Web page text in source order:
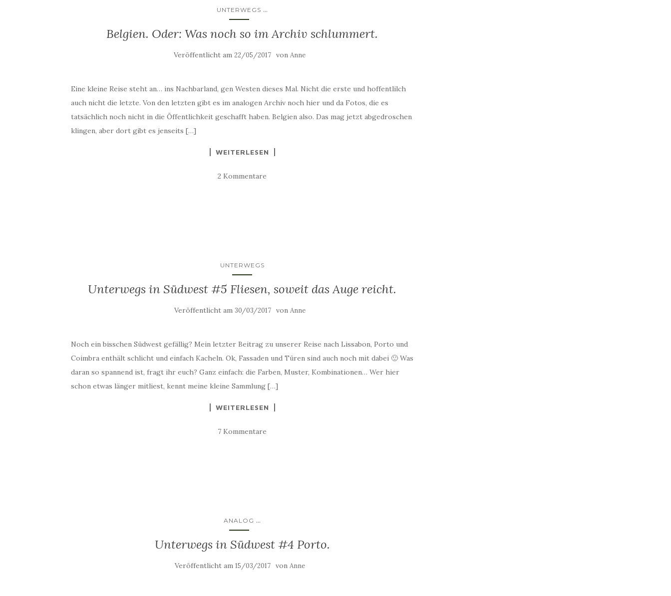
UNTERWEGS ...
Belgien. Oder: Was noch so im Archiv schlummert.
Veröffentlicht am22/05/2017 vonAnne
Eine kleine Reise steht an… ins Nachbarland, gen Westen dieses Mal. Nicht die erste und hoffentlilch
auch nicht die letzte. Von den letzten gibt es im analogen Archiv noch hier und da Fotos, die es
tatsächlich noch nicht in die Öffentlichkeit geschafft haben. Belgien also. Das mag jetzt abgedroschen
klingen, aber dort gibt es jenseits […]
WEITERLESEN
2 Kommentare
UNTERWEGS
Unterwegs in Südwest #5 Fliesen, soweit das Auge reicht.
Veröffentlicht am 30/03/2017 von Anne
Noch ein bisschen Südwest gefällig? Mein letzter Beitrag zu unserer Reise nach Lissabon, Porto und
Coimbra enthält schlicht und einfach Kacheln. Ok, Fassaden und Türen sind auch noch mit dabei 🙂 Was
daran so spannend ist, fragt ihr euch? Ganz einfach: die Farben, Muster, Kombinationen… Wer hier
schon etwas länger mitliest, kennt meine kleine Sammlung […]
WEITERLESEN
7 Kommentare
ANALOG ...
Unterwegs in Südwest #4 Porto.
Veröffentlicht am 15/03/2017 von Anne